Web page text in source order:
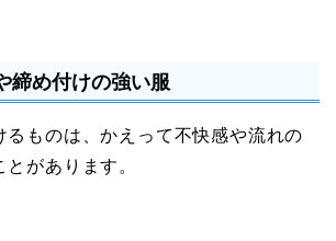
締め付けの強い服
るものは、かえって不快感や流れの
があります。